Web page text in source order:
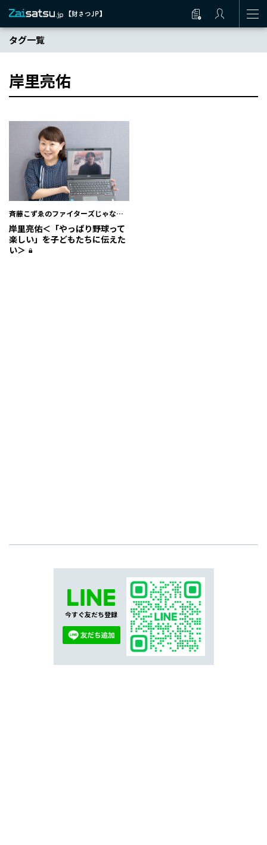
タグ一覧
岸里亮佑
斉藤こずゑのファイターズじゃない
と
岸里亮佑＜「やっぱり野球って
楽しい」を子どもたちに伝えた
い＞
今すぐ友だち登録